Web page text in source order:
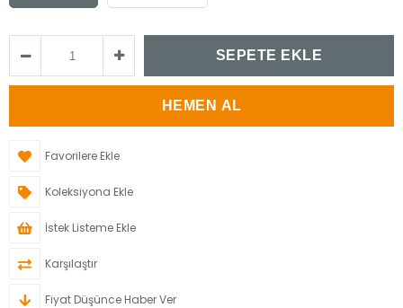
Favorilere Ekle
Koleksiyona Ekle
İstek Listeme Ekle
Karşılaştır
Fiyat Düşünce Haber Ver